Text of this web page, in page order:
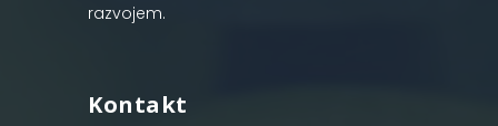
razvojem.
Kontakt